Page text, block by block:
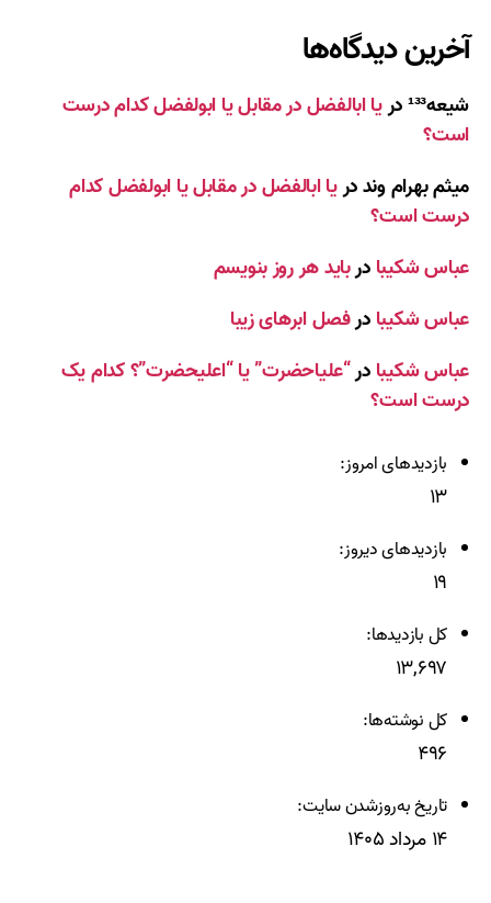
آخرین دیدگاه‌ها
شیعه¹³³ دریا ابالفضل در مقابل یا ابولفضل کدام درست
است؟
میثم بهرام ونددریا ابالفضل در مقابل یا ابولفضل کدام
درست است؟
عباس شکیبا درباید هر روز بنویسم
عباس شکیبا درفصل ابرهای زیبا
عباس شکیبا در“علیاحضرت” یا “اعلیحضرت”؟ کدام یک
درست است؟
بازدیدهای امروز:
۱۳
بازدیدهای دیروز:
۱۹
کل بازدیدها:
۱۳,۶۹۷
کل نوشته‌ها:
۴۹۶
تاریخ به‌روزشدن سایت:
۱۴ مرداد ۱۴۰۵